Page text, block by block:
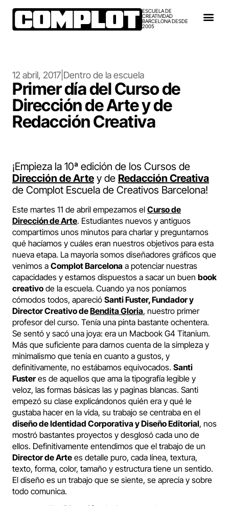
ESCUELA DE
CREATIVIDAD
BARCELONA DESDE
2005
12 abril, 2017 Dentro de la escuela
Primer día del Curso de
Dirección de Arte y de
Redacción Creativa
¡Empieza la 10ª edición de los Cursos de
Dirección de Arte y de Redacción Creativa
de Complot Escuela de Creativos Barcelona!
Este martes 11 de abril empezamos el Curso de
Dirección de Arte. Estudiantes nuevos y antiguos
compartimos unos minutos para charlar y preguntarnos
qué hacíamos y cuáles eran nuestros objetivos para esta
nueva etapa. La mayoría somos diseñadores gráficos que
venimos a Complot Barcelona a potenciar nuestras
capacidades y estamos dispuestos a sacar un buen book
creativo de la escuela. Cuando ya nos poníamos
cómodos todos, apareció Santi Fuster, Fundador y
Director Creativo deBendita Gloria, nuestro primer
profesor del curso. Tenía una pinta bastante ochentera.
Se sentó y sacó una joya: era un Macbook G4 Titanium.
Más que suficiente para darnos cuenta de la simpleza y
minimalismo que tenía en cuanto a gustos, y
definitivamente, no estábamos equivocados. Santi
Fuster es de aquellos que ama la tipografía legible y
veloz, las formas básicas las y paginas blancas. Santi
empezó su clase explicándonos quién era y qué le
gustaba hacer en la vida, su trabajo se centraba en el
diseño de Identidad Corporativa y Diseño Editorial, nos
mostró bastantes proyectos y desglosó cada uno de
ellos. Definitivamente entendimos que el trabajo de un
Director de Arte es detalle puro, cada línea, textura,
texto, forma, color, tamaño y estructura tiene un sentido.
El diseño es un trabajo que se siente, se aprecia y sobre
todo comunica.